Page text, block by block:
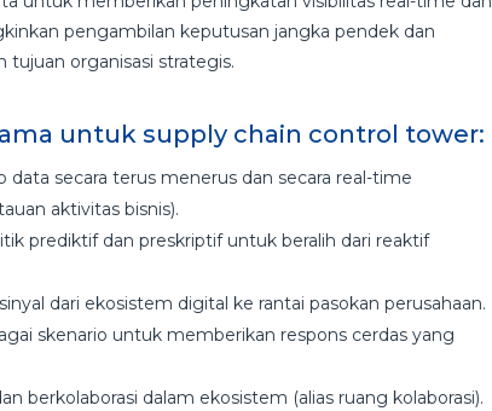
pengambilan keputusan jangka pendek dan
tujuan organisasi strategis.
untuk supply chain control tower:
data secara terus menerus dan secara real-time
aktivitas bisnis).
prediktif dan preskriptif untuk beralih dari reaktif
dari ekosistem digital ke rantai pasokan perusahaan.
skenario untuk memberikan respons cerdas yang
berkolaborasi dalam ekosistem (alias ruang kolaborasi).